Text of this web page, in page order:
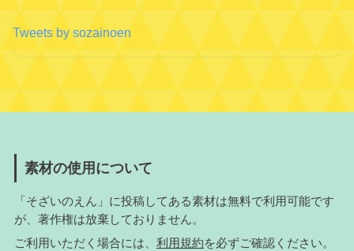
Tweets by sozainoen
素材の使用について
「そざいのえん」に投稿してある素材は無料で利用可能です
が、著作権は放棄しておりません。
ご利用いただく場合には、 利用規約を必ずご確認ください。